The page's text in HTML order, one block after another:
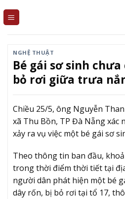
NGHỆ THUẬT
Bé gái sơ sinh
bỏ rơi giữa trưa
Chiều 25/5, ông Nguyễn
xã Thu Bồn, TP Đà Nẵng xác
xảy ra vụ việc một bé gái sơ
Theo thông tin ban đầu,
trong thời điểm thời tiết tại
người dân phát hiện một bé
dây rốn, bị bỏ rơi tại tổ 17,